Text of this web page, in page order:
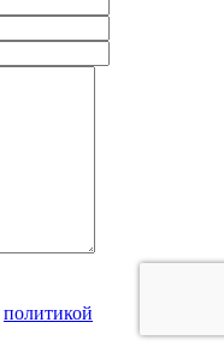
политикой